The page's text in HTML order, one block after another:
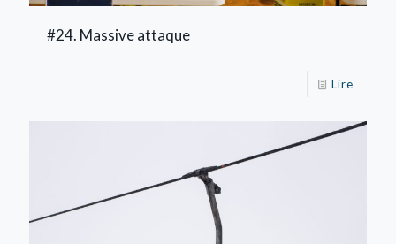
#24. Massive attaque
Lire